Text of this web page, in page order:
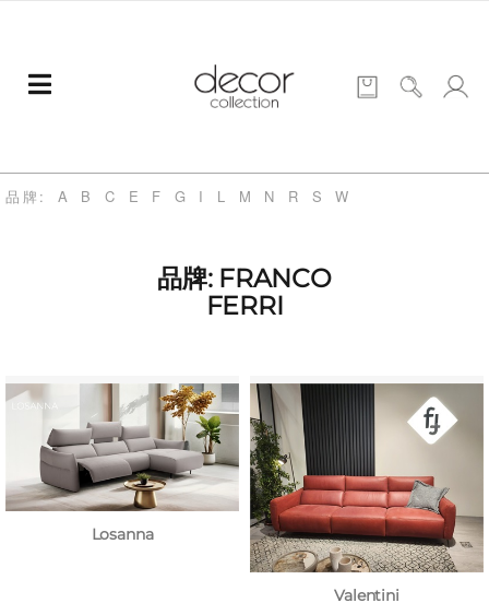
品牌: A B C E F G I L M N R S W
品牌: FRANCO
FERRI
Losanna
Valentini